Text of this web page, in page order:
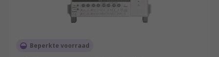
Beperkte voorraad